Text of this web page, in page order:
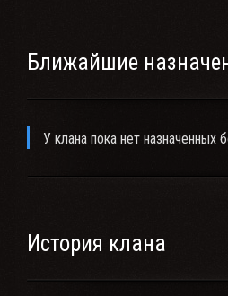
Ближайшие
У клана пока нет назначенных
История клана